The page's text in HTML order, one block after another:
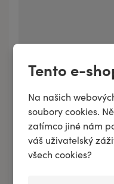
Tento e-
Na našich
soubory cookies.
zatímco jiné nám
váš uživatelský
všech cookies?
Esenciální parfém
probouzí tělo i mysl
315 Kč /30 ml